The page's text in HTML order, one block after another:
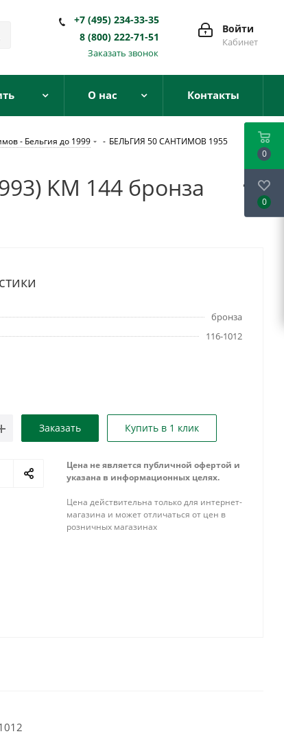
Войти
Кабинет
+7 (495) 234-33-35
8 (800) 222-71-51
Заказать звонок
О нас Контакты
- Бельгия до 1999 - БЕЛЬГИЯ 50 САНТИМОВ 1955
KM 144 бронза
бронза
116-1012
Заказать Купить в 1 клик
Цена не является публичной офертой и
указана в информационных целях.
Цена действительна только для интернет-
магазина и может отличаться от цен в
розничных магазинах
0
0